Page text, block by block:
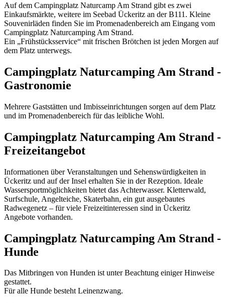
Auf dem Campingplatz Naturcamp Am Strand gibt es zwei
Einkaufsmärkte, weitere im Seebad Ückeritz an der B111. Kleine
Souvenirläden finden Sie im Promenadenbereich am Eingang vom
Campingplatz Naturcamping Am Strand.
Ein „Frühstücksservice“ mit frischen Brötchen ist jeden Morgen auf
dem Platz unterwegs.
Campingplatz Naturcamping Am Strand -
Gastronomie
Mehrere Gaststätten und Imbisseinrichtungen sorgen auf dem Platz
und im Promenadenbereich für das leibliche Wohl.
Campingplatz Naturcamping Am Strand -
Freizeitangebot
Informationen überVeranstaltungen und Sehenswürdigkeiten in
Ückeritz und auf der Insel erhalten Sie in der Rezeption. Ideale
Wassersportmöglichkeiten bietet das Achterwasser. Kletterwald,
Surfschule, Angelteiche, Skaterbahn, ein gut ausgebautes
Radwegenetz – für viele Freizeitinteressen sind in Ückeritz
Angebote vorhanden.
Campingplatz Naturcamping Am Strand -
Hunde
Das Mitbringen von Hunden ist unter Beachtung einiger Hinweise
gestattet.
Für alle Hunde besteht Leinenzwang.